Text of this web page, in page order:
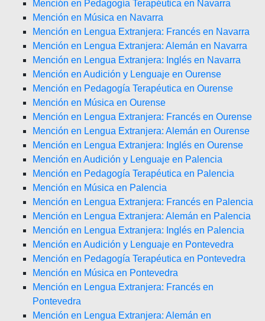
Mención en Pedagogía Terapéutica en Navarra
Mención en Música en Navarra
Mención en Lengua Extranjera: Francés en Navarra
Mención en Lengua Extranjera: Alemán en Navarra
Mención en Lengua Extranjera: Inglés en Navarra
Mención en Audición y Lenguaje en Ourense
Mención en Pedagogía Terapéutica en Ourense
Mención en Música en Ourense
Mención en Lengua Extranjera: Francés en Ourense
Mención en Lengua Extranjera: Alemán en Ourense
Mención en Lengua Extranjera: Inglés en Ourense
Mención en Audición y Lenguaje en Palencia
Mención en Pedagogía Terapéutica en Palencia
Mención en Música en Palencia
Mención en Lengua Extranjera: Francés en Palencia
Mención en Lengua Extranjera: Alemán en Palencia
Mención en Lengua Extranjera: Inglés en Palencia
Mención en Audición y Lenguaje en Pontevedra
Mención en Pedagogía Terapéutica en Pontevedra
Mención en Música en Pontevedra
Mención en Lengua Extranjera: Francés en
Pontevedra
Mención en Lengua Extranjera: Alemán en